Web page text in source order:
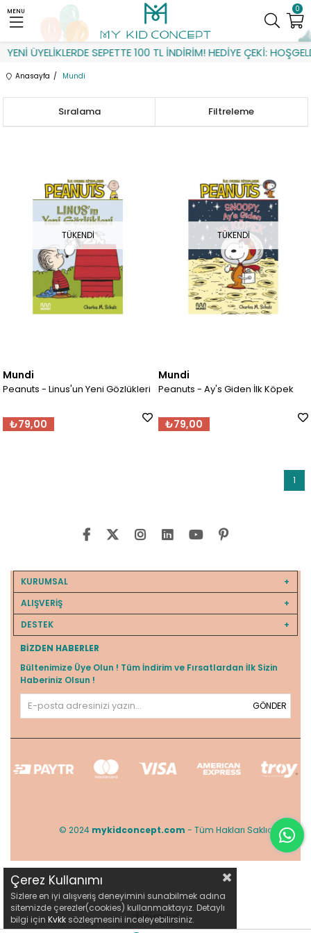
YENİ ÜYELİKLERDE SEPETTE 100 TL İNDİRİM! HEDİYE ÇEKİ:
0
MENU
Anasayfa Mundi
Filtreleme
Sıralama
TÜKENDI
Mundi
Peanuts - Linus'un Yeni Gözlükleri
₺79,00
TÜKENDI
Mundi
Peanuts - Ay's Giden İlk Köpek
₺79,00
1
KURUMSAL
ALIŞVERİŞ
DESTEK
BIZDEN HABERLER
Bültenimize Üye Olun ! Tüm İndirim ve Fırsatlardan İlk Sizin
Haberiniz Olsun !
GÖNDER
© 2024 mykidconcept.com - Tüm Hakları Saklıdır.
Çerez Kullanımı
Sizlere en iyi alışveriş deneyimini sunabilmek adına
sitemizde çerezler(cookies) kullanmaktayız. Detaylı
bilgi için Kvkk sözleşmesini inceleyebilirsiniz.